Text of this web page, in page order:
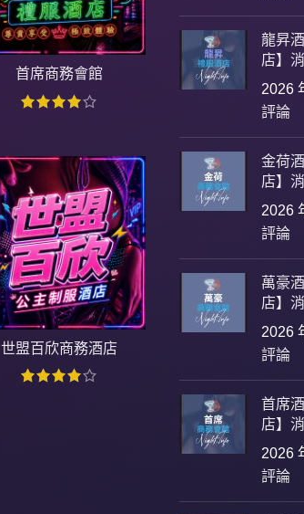
首席商務會館
世盟百欣商務酒店
龍昇
店】
2026
評論
金荷
店】
2026
評論
萬豪
店】
2026
評論
首席
店】
2026
評論